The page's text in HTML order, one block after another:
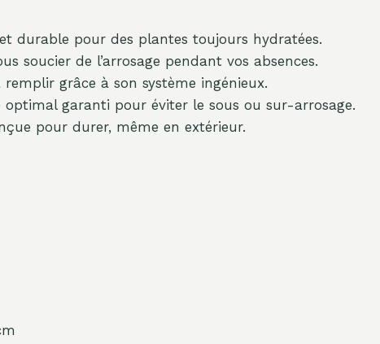
durable pour des plantes toujours hydratées.
soucier de l’arrosage pendant vos absences.
remplir grâce à son système ingénieux.
optimal garanti pour éviter le sous ou sur-arrosage.
pour durer, même en extérieur.